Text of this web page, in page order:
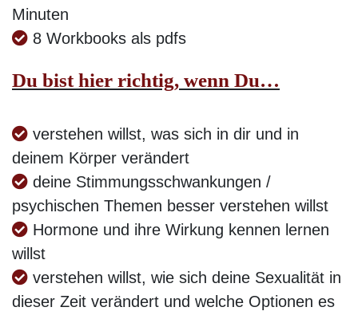
Minuten
8 Workbooks als pdfs
Du bist hier richtig, wenn Du…
verstehen willst, was sich in dir und in
deinem Körper verändert
deine Stimmungsschwankungen /
psychischen Themen besser verstehen willst
Hormone und ihre Wirkung kennen lernen
willst
verstehen willst, wie sich deine Sexualität in
dieser Zeit verändert und welche Optionen es